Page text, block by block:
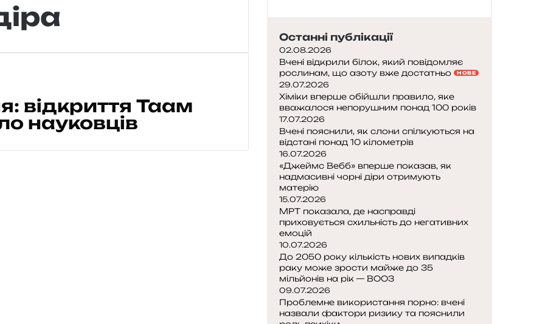
відкриття Таам
науковців
Останні публікації
02.08.2026
Вчені відкрили білок, який повідомляє
рослинам, що азоту вже достатньо
НОВЕ
29.07.2026
Хіміки вперше обійшли правило, яке
вважалося непорушним понад 100 років
17.07.2026
Вчені пояснили, як слони спілкуються на
відстані понад 10 кілометрів
16.07.2026
«Джеймс Вебб» вперше показав, як
надмасивні чорні діри отримують
матерію
15.07.2026
МРТ показала, де насправді
приховується схильність до негативних
емоцій
10.07.2026
До 2050 року кількість нових випадків
раку може зрости майже до 35
мільйонів на рік — ВООЗ
09.07.2026
Проблемне використання порно: вчені
назвали фактори ризику та пояснили